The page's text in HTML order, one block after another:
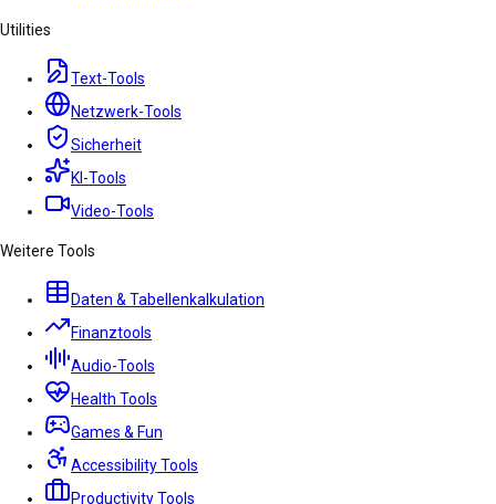
Utilities
Text-Tools
Netzwerk-Tools
Sicherheit
KI-Tools
Video-Tools
Weitere Tools
Daten & Tabellenkalkulation
Finanztools
Audio-Tools
Health Tools
Games & Fun
Accessibility Tools
Productivity Tools